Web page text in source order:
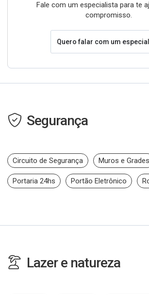
Fale com um especialista para te
compromisso.
Quero falar com um
Segurança
Circuito de Segurança Muros e Grades
Portaria 24hs Portão Eletrônico
Lazer e natureza